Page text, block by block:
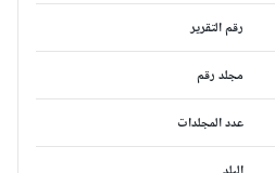
رقم التقرير
مجلد رقم
عدد المجلدات